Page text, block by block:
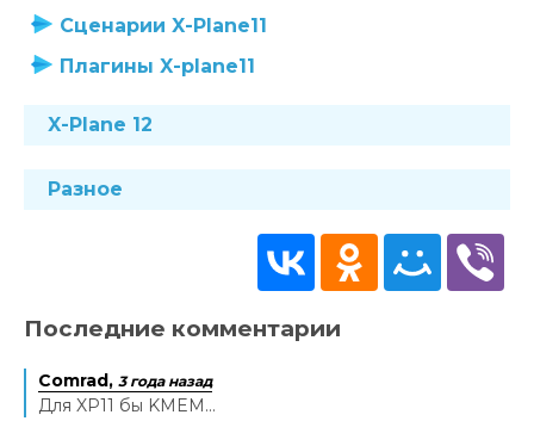
Сценарии X-Plane11
Плагины X-plane11
X-Plane 12
Разное
Последние комментарии
Comrad, 3 года назад
Для XP11 бы KMEM...